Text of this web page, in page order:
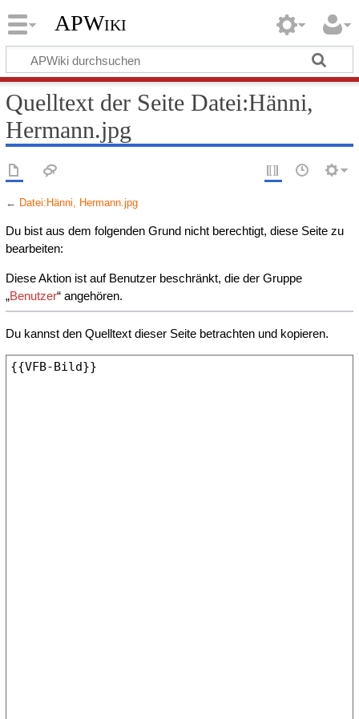
APWiki
Quelltext der Seite Datei:Hänni,
Hermann.jpg
← Datei:Hänni, Hermann.jpg
Du bist aus dem folgenden Grund nicht berechtigt, diese Seite zu
bearbeiten:
Diese Aktion ist auf Benutzer beschränkt, die der Gruppe
„Benutzer“ angehören.
Du kannst den Quelltext dieser Seite betrachten und kopieren.